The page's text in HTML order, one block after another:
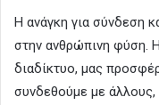
Η ανάγκη για σύνδεση
στην ανθρώπινη φύση.
διαδίκτυο, μας
συνδεθούμε με άλλους,